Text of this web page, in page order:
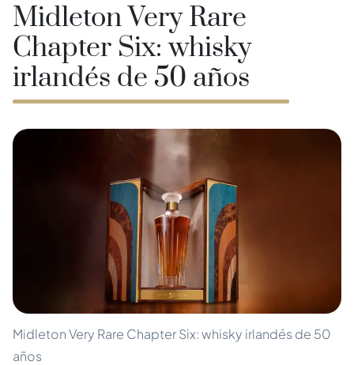
Midleton Very Rare
Chapter Six: whisky
irlandés de 50 años
Midleton Very Rare Chapter Six: whisky irlandés de 50
años